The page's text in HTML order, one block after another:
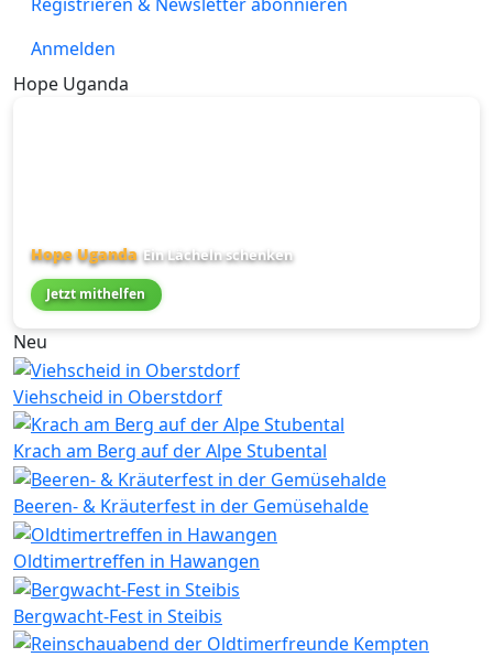
Anmelden
Hope Uganda
Hope Uganda Ein Lächeln schenken
Jetzt mithelfen
Neu
Viehscheid in Oberstdorf
Krach am Berg auf der Alpe Stubental
Beeren- & Kräuterfest in der Gemüsehalde
Oldtimertreffen in Hawangen
Bergwacht-Fest in Steibis